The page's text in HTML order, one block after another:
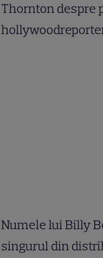
Thornton despre
Numele lui Billy
singurul din